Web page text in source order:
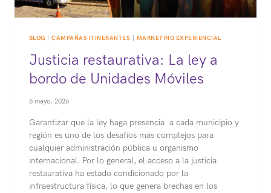
BLOG |CAMPAÑAS ITINERANTES MARKETING EXPERIENCIAL
Justicia restaurativa: La ley a
bordo de Unidades Móviles
6 mayo, 2026
Garantizar que la ley haga presencia a cada municipio y
región es uno de los desafíos más complejos para
cualquier administración pública u organismo
internacional. Por lo general, el acceso a la justicia
restaurativa ha estado condicionado por la
infraestructura física, lo que genera brechas en los